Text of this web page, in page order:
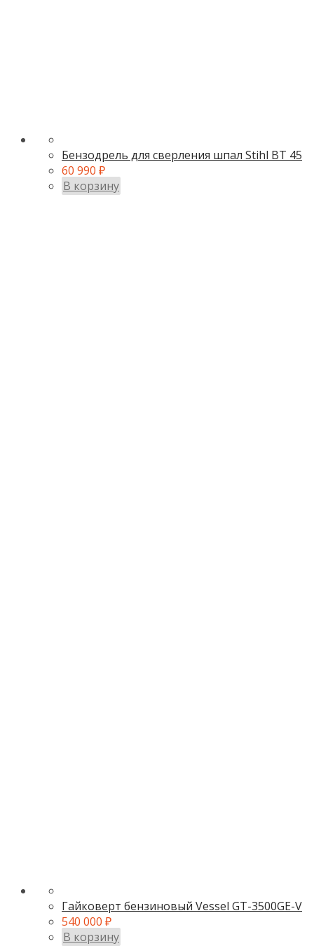
Бензодрель для сверления шпал Stihl BT 45
60 990 ₽
В корзину
Гайковерт бензиновый Vessel GT-3500GE-V
540 000 ₽
В корзину